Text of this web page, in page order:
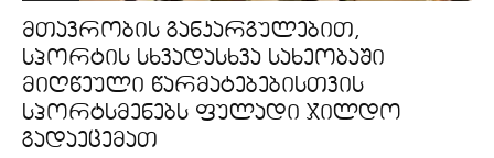
მთავრობის განკარგულებით,
სპორტის სხვადასხვა სახეობაში
მიღწეული წარმატებებისთვის
სპორტსმენებს ფულადი ჯილდო
გადაეცემათ